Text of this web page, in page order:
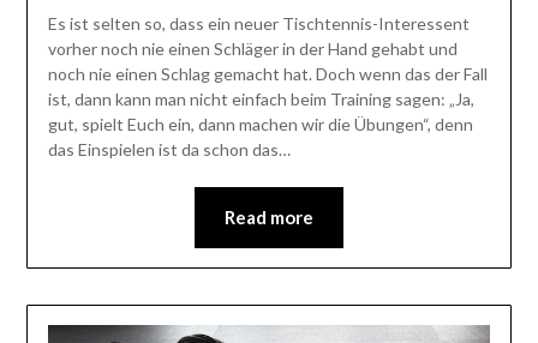
Es ist selten so, dass ein neuer Tischtennis-Interessent
vorher noch nie einen Schläger in der Hand gehabt und
noch nie einen Schlag gemacht hat. Doch wenn das der Fall
ist, dann kann man nicht einfach beim Training sagen: „Ja,
gut, spielt Euch ein, dann machen wir die Übungen“, denn
das Einspielen ist da schon das…
Read more